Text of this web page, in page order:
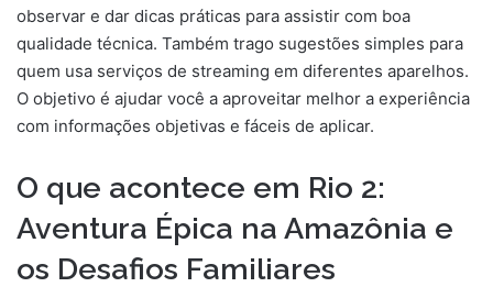
observar e dar dicas práticas para assistir com boa
qualidade técnica. Também trago sugestões simples para
quem usa serviços de streaming em diferentes aparelhos.
O objetivo é ajudar você a aproveitar melhor a experiência
com informações objetivas e fáceis de aplicar.
O que acontece em Rio 2:
Aventura Épica na Amazônia e
os Desafios Familiares